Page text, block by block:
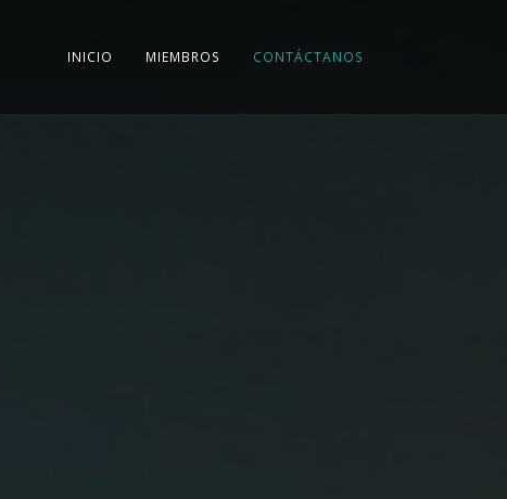
INICIO (CURRENT)
MIEMBROS CONTÁCTANOS